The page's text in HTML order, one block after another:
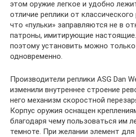
этом оружие легкое и удобно
отличие реплики от
что «пульки» заправляются не в
патроны, имитирующие
поэтому установить можно
одновременно.
Производители реплики ASG Dan
изменили внутреннее строение
него механизм скоростной
Корпус оружия оснащен
благодаря чему пользоваться им
темноте. При желании элемент